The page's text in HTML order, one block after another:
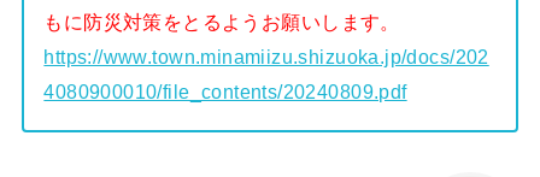
もに防災対策をとるようお願いします。
https://www.town.minamiizu.shizuoka.jp/docs/202
4080900010/file_contents/20240809.pdf